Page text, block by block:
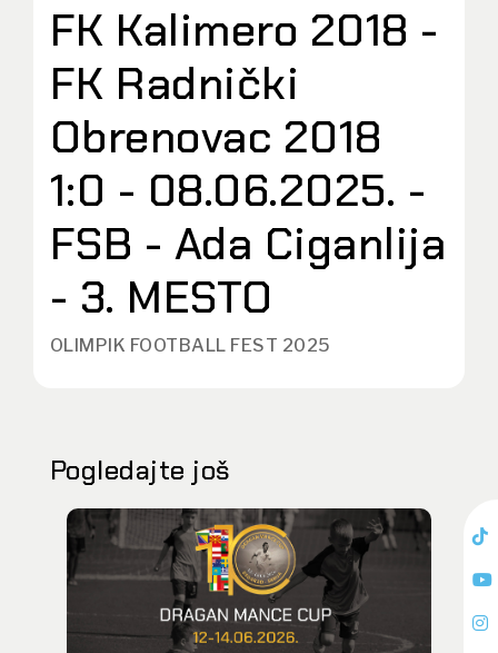
FK Kalimero 2018 -
FK Radnički
Obrenovac 2018
1:0 - 08.06.2025. -
FSB - Ada Ciganlija
- 3. MESTO
OLIMPIK FOOTBALL FEST 2025
Pogledajte još